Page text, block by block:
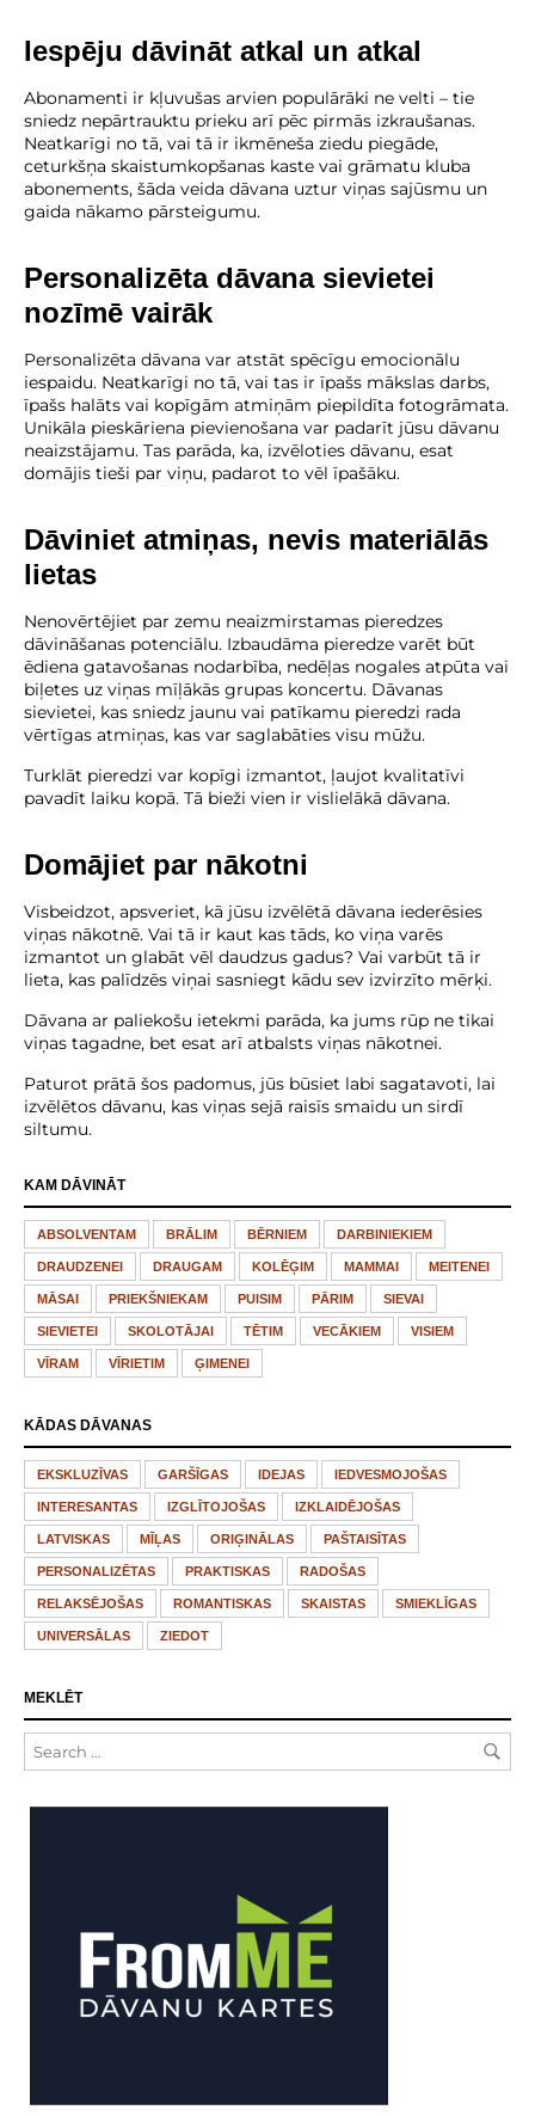
Iespēju dāvināt atkal un atkal
Abonamenti ir kļuvušas arvien populārāki ne velti – tie
sniedz nepārtrauktu prieku arī pēc pirmās izkraušanas.
Neatkarīgi no tā, vai tā ir ikmēneša ziedu piegāde,
ceturkšņa skaistumkopšanas kaste vai grāmatu kluba
abonements, šāda veida dāvana uztur viņas sajūsmu un
gaida nākamo pārsteigumu.
Personalizēta dāvana sievietei
nozīmē vairāk
Personalizēta dāvana var atstāt spēcīgu emocionālu
iespaidu. Neatkarīgi no tā, vai tas ir īpašs mākslas darbs,
īpašs halāts vai kopīgām atmiņām piepildīta fotogrāmata.
Unikāla pieskāriena pievienošana var padarīt jūsu dāvanu
neaizstājamu. Tas parāda, ka, izvēloties dāvanu, esat
domājis tieši par viņu, padarot to vēl īpašāku.
Dāviniet atmiņas, nevis materiālās
lietas
Nenovērtējiet par zemu neaizmirstamas pieredzes
dāvināšanas potenciālu. Izbaudāma pieredze varēt būt
ēdiena gatavošanas nodarbība, nedēļas nogales atpūta vai
biļetes uz viņas mīļākās grupas koncertu. Dāvanas
sievietei, kas sniedz jaunu vai patīkamu pieredzi rada
vērtīgas atmiņas, kas var saglabāties visu mūžu.
Turklāt pieredzi var kopīgi izmantot, ļaujot kvalitatīvi
pavadīt laiku kopā. Tā bieži vien ir vislielākā dāvana.
Domājiet par nākotni
Visbeidzot, apsveriet, kā jūsu izvēlētā dāvana iederēsies
viņas nākotnē. Vai tā ir kaut kas tāds, ko viņa varēs
izmantot un glabāt vēl daudzus gadus? Vai varbūt tā ir
lieta, kas palīdzēs viņai sasniegt kādu sev izvirzīto mērķi.
Dāvana ar paliekošu ietekmi parāda, ka jums rūp ne tikai
viņas tagadne, bet esat arī atbalsts viņas nākotnei.
Paturot prātā šos padomus, jūs būsiet labi sagatavoti, lai
izvēlētos dāvanu, kas viņas sejā raisīs smaidu un sirdī
siltumu.
KAM DĀVINĀT
ABSOLVENTAM BRĀLIM BĒRNIEM DARBINIEKIEM
DRAUDZENEI DRAUGAM KOLĒĢIM MAMMAI MEITENEI
MĀSAI PRIEKŠNIEKAM PUISIM PĀRIM SIEVAI
SIEVIETEI SKOLOTĀJAI TĒTIM VECĀKIEM VISIEM
VĪRAM VĪRIETIM ĢIMENEI
KĀDAS DĀVANAS
EKSKLUZĪVAS GARŠĪGAS IDEJAS IEDVESMOJOŠAS
INTERESANTAS IZGLĪTOJOŠAS IZKLAIDĒJOŠAS
LATVISKAS MĪĻAS ORIĢINĀLAS PAŠTAISĪTAS
PERSONALIZĒTAS PRAKTISKAS RADOŠAS
RELAKSĒJOŠAS ROMANTISKAS SKAISTAS SMIEKLĪGAS
UNIVERSĀLAS ZIEDOT
MEKLĒT